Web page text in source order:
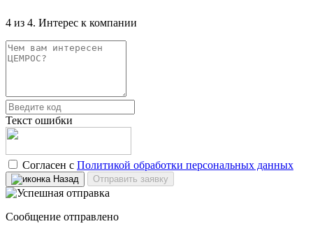
4 из 4. Интерес к компании
Текст ошибки
Согласен с Политикой обработки персональных данных
Назад Отправить заявку
Сообщение отправлено